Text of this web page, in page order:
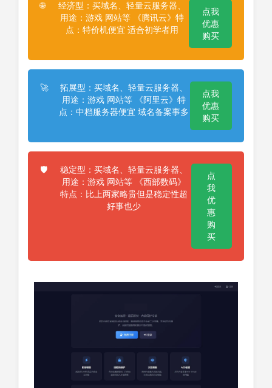
🌐
经济型：买域名、轻量云服务器、
用途：游戏 网站等 《腾讯云》特
点：特价机便宜 适合初学者用
点我
优惠
购买
🚀
拓展型：买域名、轻量云服务器、
用途：游戏 网站等 《阿里云》特
点：中档服务器便宜 域名备案事多
点我
优惠
购买
🛡️
稳定型：买域名、轻量云服务器、
用途：游戏 网站等 《西部数码》
特点：比上两家略贵但是稳定性超
好事也少
点
我
优
惠
购
买